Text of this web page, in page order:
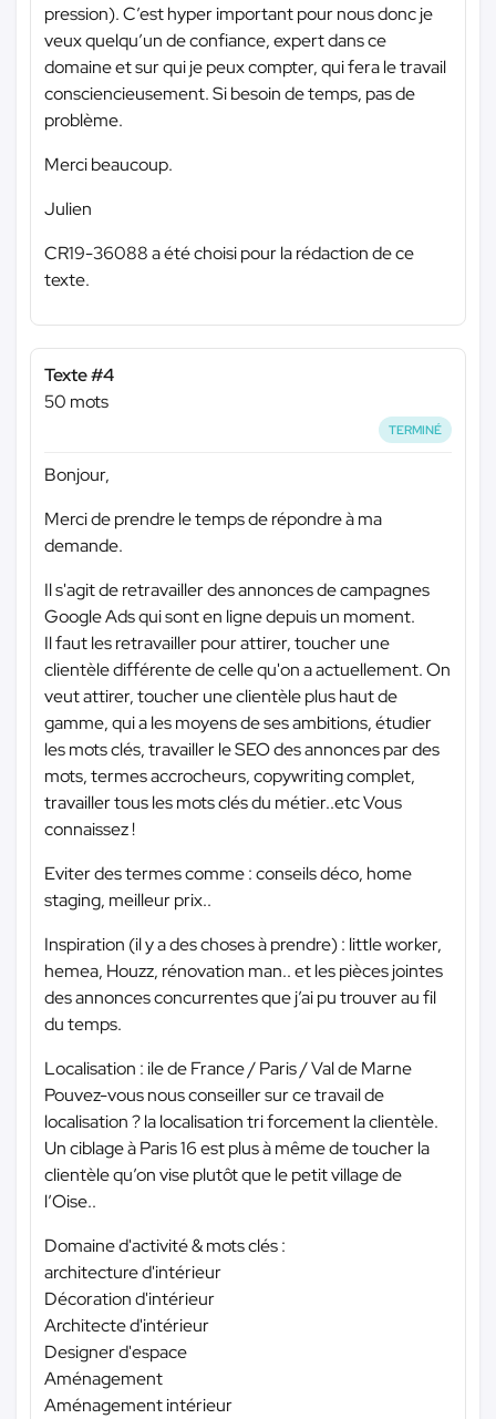
pression). C’est hyper important pour nous donc je
veux quelqu’un de confiance, expert dans ce
domaine et sur qui je peux compter, qui fera le travail
consciencieusement. Si besoin de temps, pas de
problème.
Merci beaucoup.
Julien
CR19-36088 a été choisi pour la rédaction de ce
texte.
Texte #4
50 mots
TERMINÉ
Bonjour,
Merci de prendre le temps de répondre à ma
demande.
Il s'agit de retravailler des annonces de campagnes
Google Ads qui sont en ligne depuis un moment.
Il faut les retravailler pour attirer, toucher une
clientèle différente de celle qu'on a actuellement. On
veut attirer, toucher une clientèle plus haut de
gamme, qui a les moyens de ses ambitions, étudier
les mots clés, travailler le SEO des annonces par des
mots, termes accrocheurs, copywriting complet,
travailler tous les mots clés du métier..etc Vous
connaissez !
Eviter des termes comme : conseils déco, home
staging, meilleur prix..
Inspiration (il y a des choses à prendre) : little worker,
hemea, Houzz, rénovation man.. et les pièces jointes
des annonces concurrentes que j’ai pu trouver au fil
du temps.
Localisation : ile de France / Paris / Val de Marne
Pouvez-vous nous conseiller sur ce travail de
localisation ? la localisation tri forcement la clientèle.
Un ciblage à Paris 16 est plus à même de toucher la
clientèle qu’on vise plutôt que le petit village de
l’Oise..
Domaine d'activité & mots clés :
architecture d'intérieur
Décoration d'intérieur
Architecte d'intérieur
Designer d'espace
Aménagement
Aménagement intérieur